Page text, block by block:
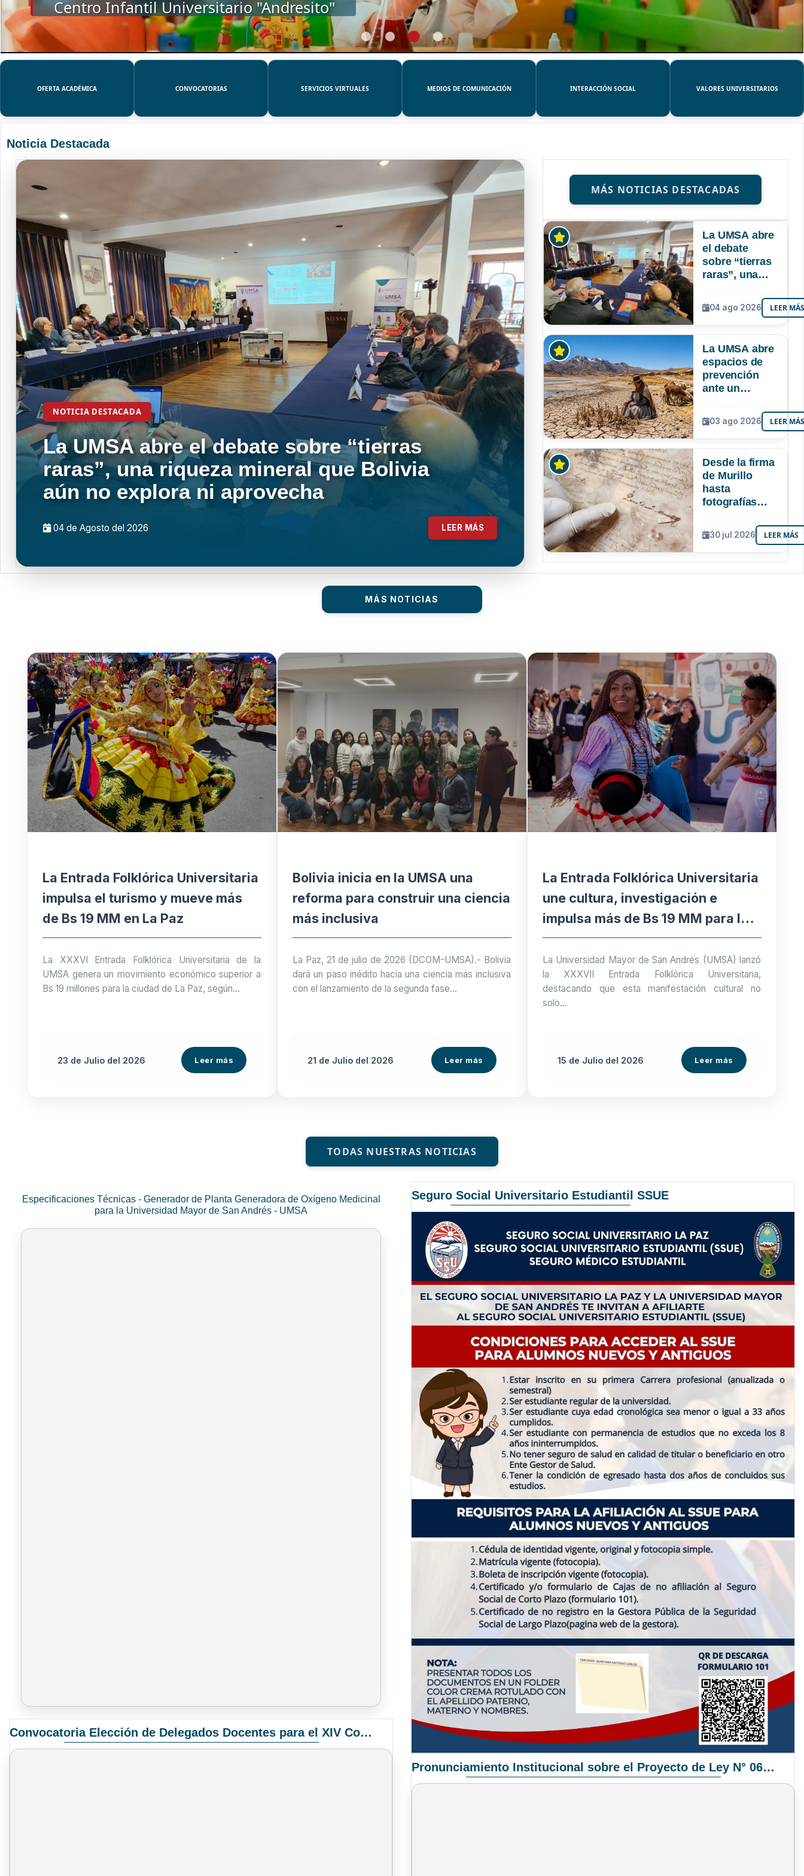
SSUE
OFERTA ACADÉMICA CONVOCATORIAS SERVICIOS VIRTUALES MEDIOS DE COMUNICACIÓN INTERACCIÓN SOCIAL VALORES UNIVERSITARIOS
Noticia Destacada
NOTICIA DESTACADA
La UMSA abre el debate sobre “tierras
raras”, una riqueza mineral que Bolivia
aún no explora ni aprovecha
04 de Agosto del 2026 LEER MÁS
MÁS NOTICIAS DESTACADAS
La UMSA abre
el debate
sobre “tierras
raras”, una
mineral que
Bolivia aún no
explora ni
04 ago 2026 LEER
La UMSA abre
espacios de
prevención
ante un
Niño que
podría superar
a los tres
Bolivia
03 ago 2026 LEER
Desde la firma
de Murillo
hasta
fotografías
UMSA
resguarda 6
joyas de la
30 jul 2026 LEER MÁS
MÁS NOTICIAS
La Entrada Folklórica Universitaria
impulsa el turismo y mueve más
de Bs 19 MM en La Paz
La XXXVI Entrada Folklórica Universitaria de la
UMSA genera un movimiento económico superior a
Bs 19 millones para la ciudad de La Paz, según...
23 de Julio del 2026 Leer más
Bolivia inicia en la UMSA una
reforma para construir una ciencia
más inclusiva
La Paz, 21 de julio de 2026 (DCOM-UMSA).- Bolivia
dará un paso inédito hacia una ciencia más inclusiva
con el lanzamiento de la segunda fase...
21 de Julio del 2026 Leer más
La Entrada Folklórica Universitaria
une cultura, investigación e
impulsa más de Bs 19 MM para la
economía paceña
La Universidad Mayor de San Andrés (UMSA) lanzó
la XXXVII Entrada Folklórica Universitaria,
destacando que esta manifestación cultural no
solo...
15 de Juliodel 2026 Leer más
TODAS NUESTRAS NOTICIAS
Especificaciones Técnicas - Generador de Planta Generadora de Oxígeno Medicinal
para la Universidad Mayor de San Andrés - UMSA
Convocatoria Elección de Delegados Docentes para el XIV Congreso Nacional de Universidades
Seguro Social Universitario Estudiantil SSUE
Pronunciamiento Institucional sobre el Proyecto de Ley N° 068/2025-2026 C.S.